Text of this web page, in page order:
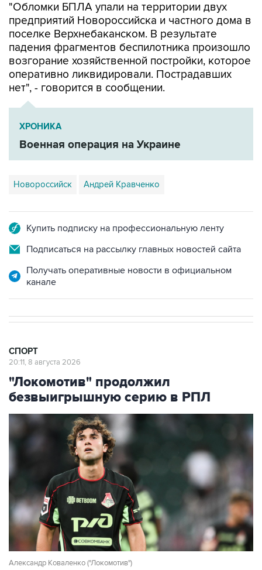
"Обломки БПЛА упали на территории двух
предприятий Новороссийска и частного дома в
поселке Верхнебаканском. В результате
падения фрагментов беспилотника произошло
возгорание хозяйственной постройки, которое
оперативно ликвидировали. Пострадавших
нет", - говорится в сообщении.
ХРОНИКА
Военная операция на Украине
Новороссийск Андрей Кравченко
Купить подписку на профессиональную ленту
Подписаться на рассылку главных новостей сайта
Получать оперативные новости в официальном
канале
СПОРТ
20:11, 8 августа 2026
"Локомотив" продолжил
безвыигрышную серию в РПЛ
Александр Коваленко ("Локомотив")